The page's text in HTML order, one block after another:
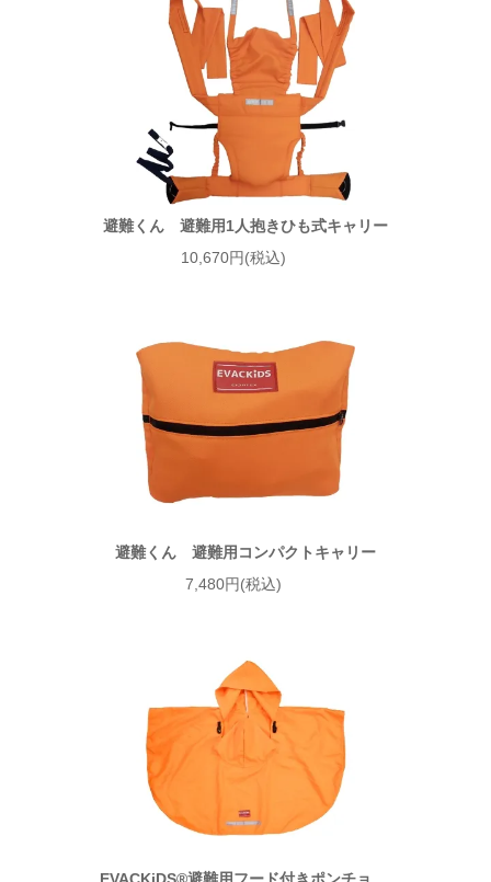
避難くん 避難用1人抱きひも式キャリー
10,670円(税込)
避難くん 避難用コンパクトキャリー
7,480円(税込)
EVACKiDS®避難用フード付きポンチョ